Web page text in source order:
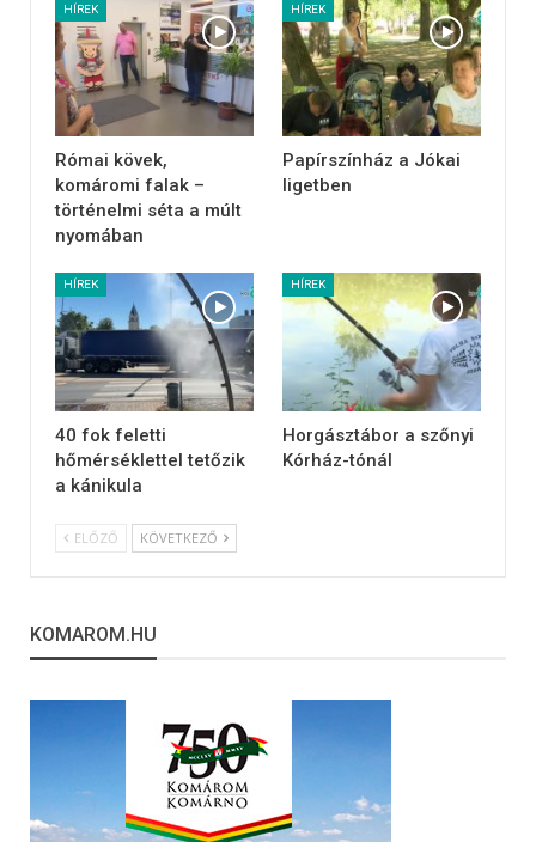
HÍREK
Római kövek,
komáromi falak –
történelmi séta a múlt
nyomában
HÍREK
Papírszínház a Jókai
ligetben
HÍREK
40 fok feletti
hőmérséklettel tetőzik
a kánikula
HÍREK
Horgásztábor a szőnyi
Kórház-tónál
ELŐZŐ KÖVETKEZŐ
KOMAROM.HU